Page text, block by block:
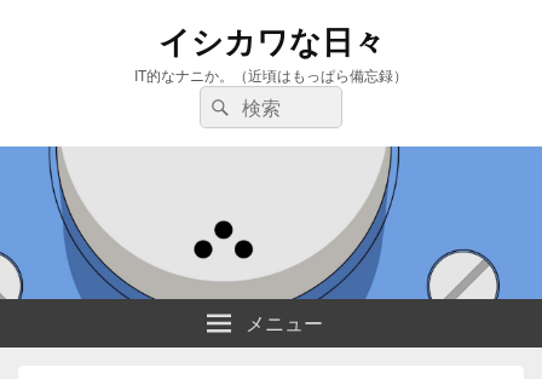
イシカワな日々
IT的なナニか。（近頃はもっぱら備忘録）
検
索:
検
索
メニュー